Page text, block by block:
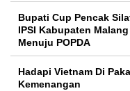
Bupati Cup Pencak
IPSI Kabupaten
Menuju POPDA
Hadapi Vietnam Di
Kemenangan